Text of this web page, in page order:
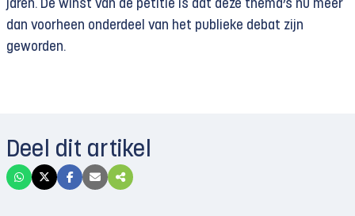
jaren. De winst van de petitie is dat deze thema’s nu meer
dan voorheen onderdeel van het publieke debat zijn
geworden.
Deel dit artikel